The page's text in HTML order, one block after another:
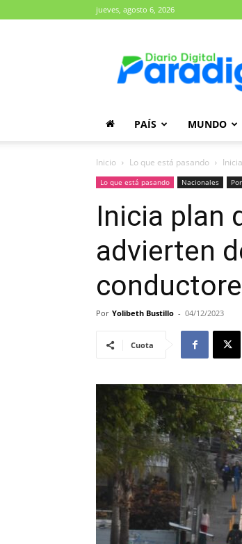
jueves, agosto 6, 2026
PAÍS MUNDO
Inicio Lo que está pasando
Lo que está pasando Nacionales
Inicia plan
advierten
Por Yolibeth Bustillo - 04/12/2023
Cuota